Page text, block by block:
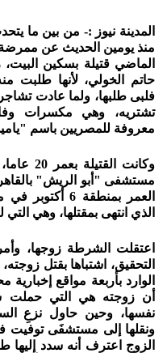
المدينة نيوز :- من بين ما
منذ يومين الحديث عن
الماضي قتيلة بسكين
حاتم الخولي، لأنها طلبت
فلبى طلبها، ولما عادت
تشتريه، وهي مكسرات
معروفة للمصريين باسم
وكانت
مستشفى "أبو الريش"
العمر بمنطقة 6
الذي انتهى بمقتلها، وهي التي
التحقيق، اشتباها بقتل
الوارد بأربعة مواقع
أن زوجته هي التي حملت
نفسها، وحين حاول نزعِ
ونقلها إلى مستشفَى توفيت
الزوج اعترف أنه سدد إليها